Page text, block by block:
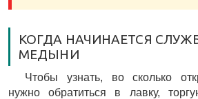
КОГДА НАЧИНАЕТСЯ
МЕДЫНИ
Чтобы узнать, во сколько
нужно обратиться в лавку,